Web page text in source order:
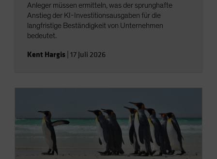
Anleger müssen ermitteln, was der sprunghafte
Anstieg der KI-Investitionsausgaben für die
langfristige Beständigkeit von Unternehmen
bedeutet.
Kent Hargis 17 Juli 2026